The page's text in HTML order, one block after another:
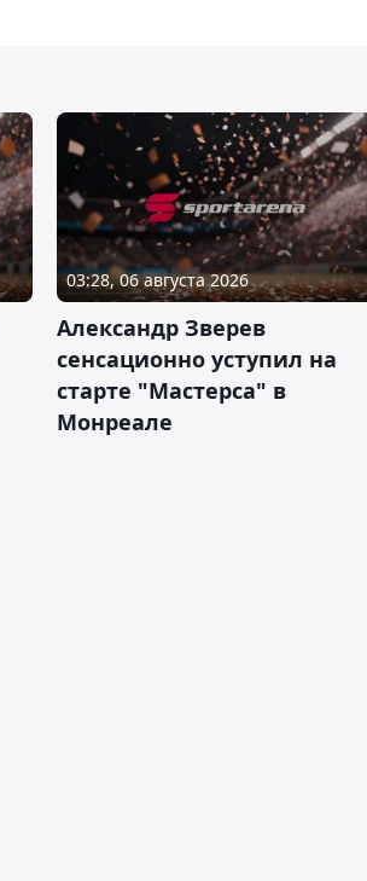
03:28, 06 августа 2026
Александр Зверев
сенсационно уступил на
старте "Мастерса" в
Монреале